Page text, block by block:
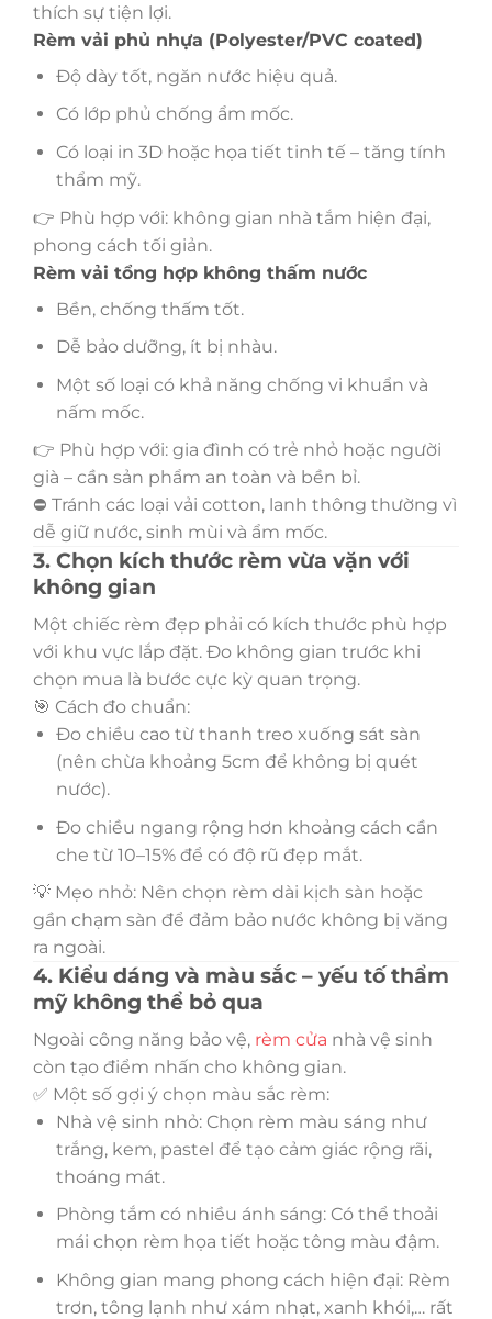
thích sự tiện lợi.
Rèm vải phủ nhựa (Polyester/PVC coated)
Độ dày tốt, ngăn nước hiệu quả.
Có lớp phủ chống ẩm mốc.
Có loại in 3D hoặc họa tiết tinh tế – tăng tính
thẩm mỹ.
👉 Phù hợp với: không gian nhà tắm hiện đại,
phong cách tối giản.
Rèm vải tổng hợp không thấm nước
Bền, chống thấm tốt.
Dễ bảo dưỡng, ít bị nhàu.
Một số loại có khả năng chống vi khuẩn và
nấm mốc.
👉 Phù hợp với: gia đình có trẻ nhỏ hoặc người
già – cần sản phẩm an toàn và bền bỉ.
⛔️ Tránh các loại vải cotton, lanh thông thường vì
dễ giữ nước, sinh mùi và ẩm mốc.
3. Chọn kích thước rèm vừa vặn với
không gian
Một chiếc rèm đẹp phải có kích thước phù hợp
với khu vực lắp đặt. Đo không gian trước khi
chọn mua là bước cực kỳ quan trọng.
🎯 Cách đo chuẩn:
Đo chiều cao từ thanh treo xuống sát sàn
(nên chừa khoảng 5cm để không bị quét
nước).
Đo chiều ngang rộng hơn khoảng cách cần
che từ 10–15% để có độ rũ đẹp mắt.
💡 Mẹo nhỏ: Nên chọn rèm dài kịch sàn hoặc
gần chạm sàn để đảm bảo nước không bị văng
ra ngoài.
4. Kiểu dáng và màu sắc – yếu tố thẩm
mỹ không thể bỏ qua
Ngoài công năng bảo vệ, rèm cửa nhà vệ sinh
còn tạo điểm nhấn cho không gian.
✅ Một số gợi ý chọn màu sắc rèm:
Nhà vệ sinh nhỏ: Chọn rèm màu sáng như
trắng, kem, pastel để tạo cảm giác rộng rãi,
thoáng mát.
Phòng tắm có nhiều ánh sáng: Có thể thoải
mái chọn rèm họa tiết hoặc tông màu đậm.
Không gian mang phong cách hiện đại: Rèm
trơn, tông lạnh như xám nhạt, xanh khói,… rất